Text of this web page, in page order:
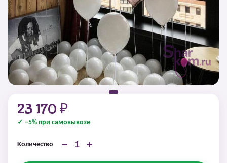
23 170 ₽
✓ −5% при самовывозе
Количество − +